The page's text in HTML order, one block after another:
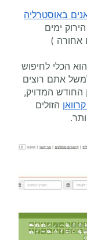
באוסטרליה
ימים
או אחורה )
הכלי לחיפוש
אתם רוצים
החודש המדויק,
הזולים